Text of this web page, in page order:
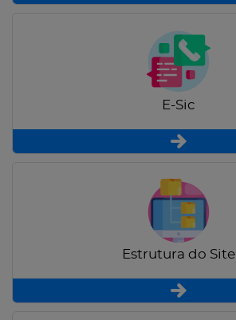
E-Sic
Estrutura do Site